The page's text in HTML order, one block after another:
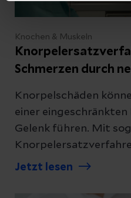
Knochen & Muskeln
Schmerzen durch
Knorpelschäden
einer
Gelenk führen. Mit
Knorpel behoben
Jetzt lesen